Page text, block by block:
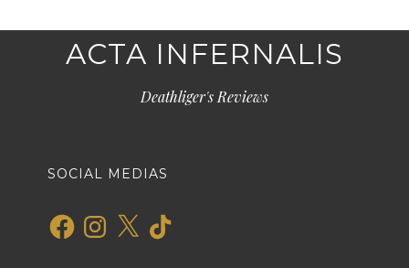
ACTA INFERNALIS
Deathliger's Reviews
SOCIAL MEDIAS
FacebookInstagram
X TikTok